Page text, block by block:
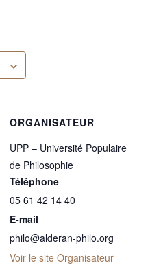
ORGANISATEUR
UPP – Université Populaire
de Philosophie
Téléphone
05 61 42 14 40
E-mail
philo@alderan-philo.org
Voir le site Organisateur